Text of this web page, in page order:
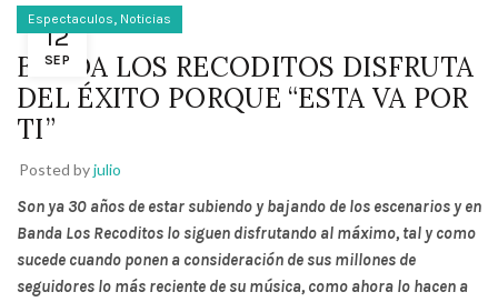
12
SEP
Espectaculos, Noticias
BANDA LOS RECODITOS DISFRUTA
DEL ÉXITO PORQUE “ESTA VA POR
TI”
Posted byjulio
Son ya 30 años de estar subiendo y bajando de los escenarios y en
Banda Los Recoditos lo siguen disfrutando al máximo, tal y como
sucede cuando ponen a consideración de sus millones de
seguidores lo más reciente de su música, como ahora lo hacen a